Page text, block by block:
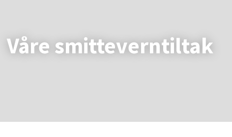
Våre smitteverntiltak